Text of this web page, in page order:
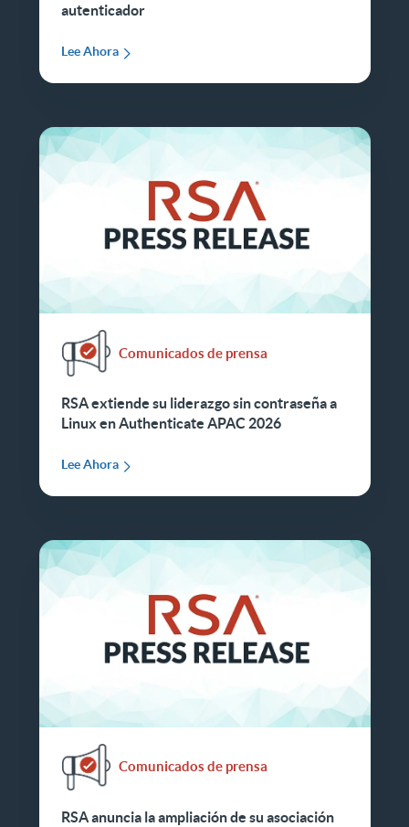
autenticador
Lee Ahora
Comunicados de prensa
RSA extiende su liderazgo sin contraseña a
Linux en Authenticate APAC 2026
Lee Ahora
Comunicados de prensa
RSA anuncia la ampliación de su asociación